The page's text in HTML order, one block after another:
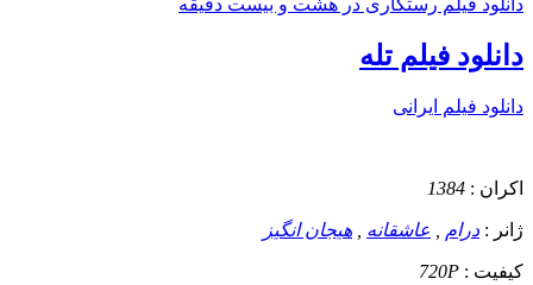
دانلود فیلم تله
دانلود فیلم ایرانی
اکران : 1384
ژانر : درام , عاشقانه , هیجان انگیز
کیفیت : 720P